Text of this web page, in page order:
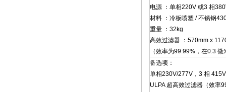
电源 ：单相220V 或3 相
材料 ：冷板喷塑 / 不锈钢
重量 ：32kg
高效过滤器 ：570mm x
（效率为99.99%，在0.3 微
备选项：
单相230V/277V，3 相
ULPA 超高效过滤器（效率